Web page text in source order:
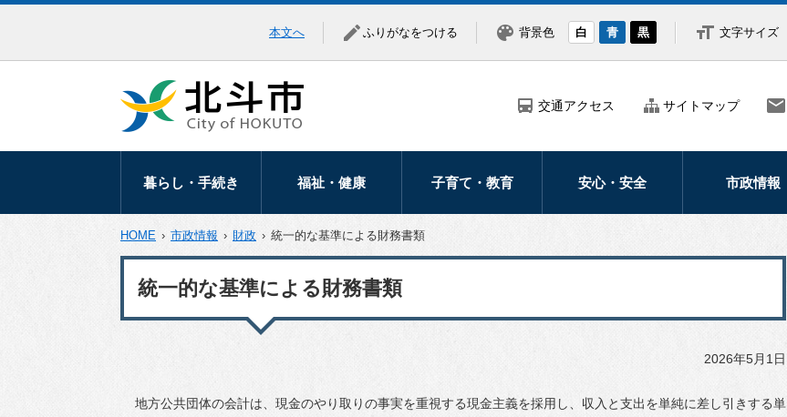
本文へ ふりがなをつける 背景色 白 青 黒 文字サイズ
交通アクセス サイトマップ
暮らし・手続き
暮らしの相談
届出・証明
保険・年金
福祉・健康
高齢者福祉
医療助成
生活保護・生活支
子育て・教育 安心・安全 市政情報
広報・広聴
北斗市議会
HOME › 市政情報 › 財政 › 統一的な基準による財務書類
統一的な基準による財務書類
2026年5月1日
地方公共団体の会計は、現金のやり取りの事実を重視する現金主義を採用し、収入と支出を単純に差し引きする単